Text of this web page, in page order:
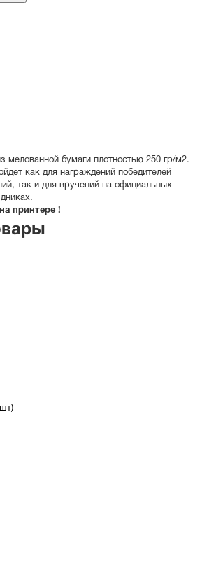
мелованной бумаги плотностью 250 гр/м2.
как для награждений победителей
так и для вручений на официальных
принтере !